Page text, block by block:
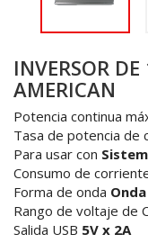
INVERSOR
AMERICAN
Potencia continua
Tasa de potencia de
Para usar con
Consumo de
Forma de onda
Rango de voltaje de
Salida USB 5V x 2A